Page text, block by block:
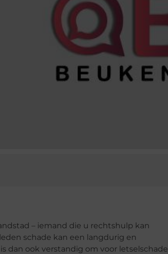
– iemand die u rechtshulp kan
schade kan een langdurig en
dan ook verstandig om voor letselschade